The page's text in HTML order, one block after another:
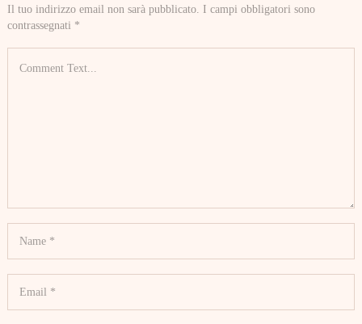
Il tuo indirizzo email non sarà pubblicato. I campi obbligatori sono
contrassegnati *